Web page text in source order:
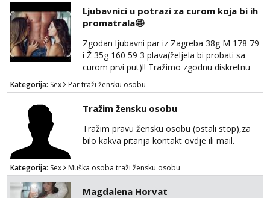
za brz dogovor Kontakt 0958759047
Ljubavnici u potrazi za curom koja bi ih
promatrala🤩
Zgodan ljubavni par iz Zagreba 38g M 178 79
i Ž 35g 160 59 3 plava(željela bi probati sa
curom prvi put)!! Tražimo zgodnu diskretnu
curu koja bi nas promatrala dok imamo
žestok odnos. Može se pridruziti ali i ne
mora.Bitno da uzivamo diskretno anonimno
bez upoznavanja puno.Sliku mozemo
razmjeniti,ali najbolje uzivo se upoznati. Na
goo smo do 15.8 poslije tog mozemo se
Kategorija: Sex Par traži žensku osobu
Tražim žensku osobu
Tražim pravu žensku osobu (ostali stop),za
bilo kakva pitanja kontakt ovdje ili mail.
Kategorija: Sex Muška osoba traži žensku osobu
Magdalena Horvat